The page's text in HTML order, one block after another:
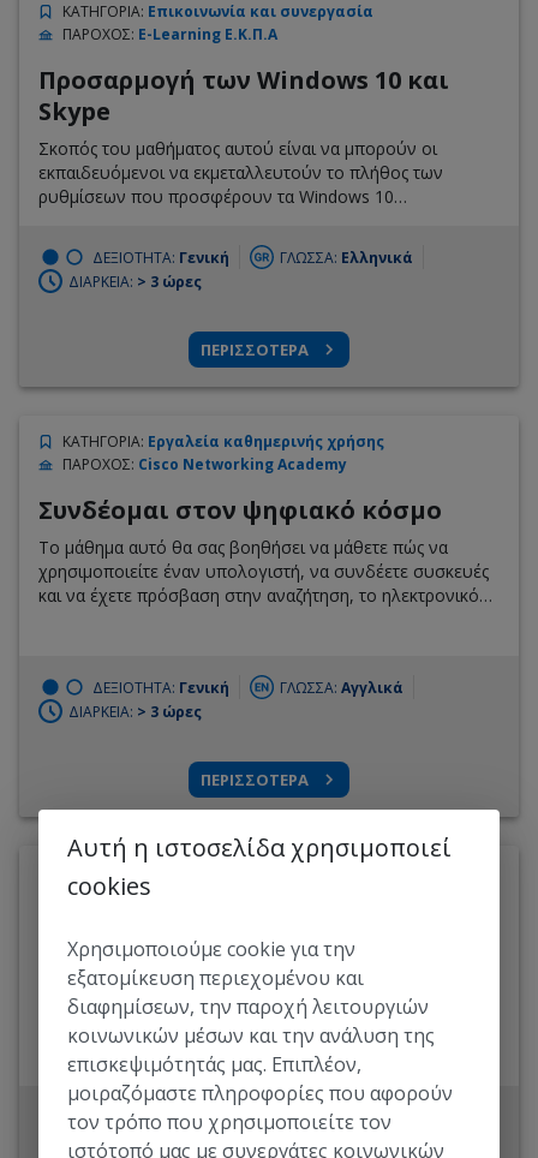
ΚΑΤΗΓΟΡΙΑ: Επικοινωνία και συνεργασία
ΠΑΡΟΧΟΣ: E-Learning Ε.Κ.Π.Α
Προσαρμογή των Windows 10 και
Skype
Σκοπός του μαθήματος αυτού είναι να μπορούν οι
εκπαιδευόμενοι να εκμεταλλευτούν το πλήθος των
ρυθμίσεων που προσφέρουν τα Windows 10
ανάγκες τους και κάνοντας το πιο αποδοτικό. Επίσης θα
παρουσιαστεί η εφαρμογή Skype για μια διαδραστική
επικοινωνία καθώς και το OneDrive που μας δίνει
όπου και αν βρισκόμαστε. Tέλος, θα αναλυθεί εφαρμογή
των Windows 10 που επιτρέπει σύνδεση με Android
smartphones και εκτέλεση σύγχρονων λειτουργιών όπως
υπολογιστή μας.
ΔΕΞΙΟΤΗΤΑ: Γενική ΓΛΩΣΣΑ: Ελληνικά
ΔΙΑΡΚΕΙΑ: > 3 ώρες
ΠΕΡΙΣΣΟΤΕΡΑ
ΚΑΤΗΓΟΡΙΑ: Εργαλεία καθημερινής χρήσης
ΠΑΡΟΧΟΣ: Cisco Networking Academy
Συνδέομαι στον ψηφιακό κόσμο
Το μάθημα αυτό θα σας βοηθήσει να μάθετε πώς να
χρησιμοποιείτε έναν υπολογιστή, να συνδέετε συσκευές
και να έχετε πρόσβαση στην αναζήτηση, το ηλεκτρονικό
ΔΕΞΙΟΤΗΤΑ: Γενική ΓΛΩΣΣΑ: Αγγλικά
ΔΙΑΡΚΕΙΑ: > 3 ώρες
ΠΕΡΙΣΣΟΤΕΡΑ
ΚΑΤΗΓΟΡΙΑ
ΠΑΡΟΧΟΣ:eTwinning
Doodle – Προγραμματισμός
εκδηλώσεων
Πώς μπορείτε να αξιοποιήσετε την Web 2.0 εφαρμογή
Doodle για τον προγραμματισμού εκδηλώσεων.
ΔΕΞΙΟΤΗΤΑ:Γενική ΓΛΩΣΣΑ:Ελληνικά
ΔΙΑΡΚΕΙΑ:
< 1 ώρα
Αυτή η ιστοσελίδα χρησιμοποιεί
cookies
Χρησιμοποιούμε cookie για την
εξατομίκευση περιεχομένου και
διαφημίσεων, την παροχή λειτουργιών
κοινωνικών μέσων και την ανάλυση της
επισκεψιμότητάς μας. Επιπλέον,
μοιραζόμαστε πληροφορίες που αφορούν
τον τρόπο που χρησιμοποιείτε τον
ιστότοπό μας με συνεργάτες κοινωνικών